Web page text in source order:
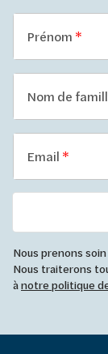
Prénom
Nom de
Email
Nous prenons
Nous traiterons
ànotre politique